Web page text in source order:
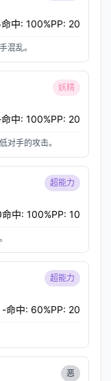
命中: 100%PP: 20
混乱。
妖精
命中: 100%PP: 20
对手的攻击。
超能力
命中: 100%PP: 10
超能力
-命中: 60%PP: 20
恶